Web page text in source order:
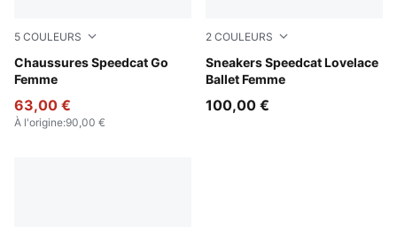
5 COULEURS
Chaussures Speedcat Go
Femme
Jasmine Flower-Frosted Ivory
63,00 €
À l'origine:90,00 €
2 COULEURS
Sneakers Speedcat Lovelace
Ballet Femme
Rosy Outlook-Alpine Snow
100,00 €